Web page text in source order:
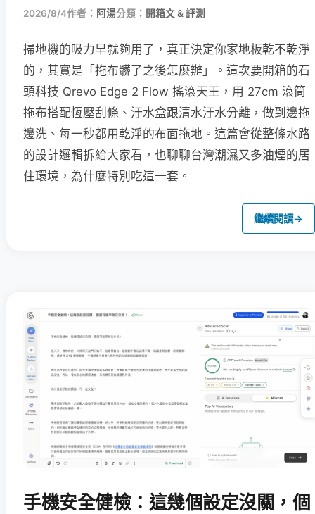
2026/8/4作者： 阿湯分類： 開箱文 & 評測
掃地機的吸力早就夠用了，真正決定你家地板乾不乾淨
的，其實是「拖布髒了之後怎麼辦」。這次要開箱的石
頭科技 Qrevo Edge 2 Flow 搖滾天王，用 27cm 滾筒
拖布搭配恆壓刮條、汙水盒跟清水汙水分離，做到邊拖
邊洗、每一秒都用乾淨的布面拖地。這篇會從整條水路
的設計邏輯拆給大家看，也聊聊台灣潮濕又多油煙的居
住環境，為什麼特別吃這一套。
繼續閱讀→
手機安全健檢：這幾個設定沒關，個